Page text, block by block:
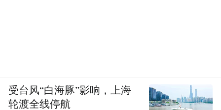
受台风“白海豚”影响，上海
轮渡全线停航